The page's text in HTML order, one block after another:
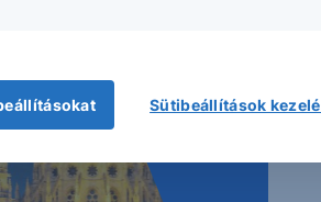
Sütibeállítások